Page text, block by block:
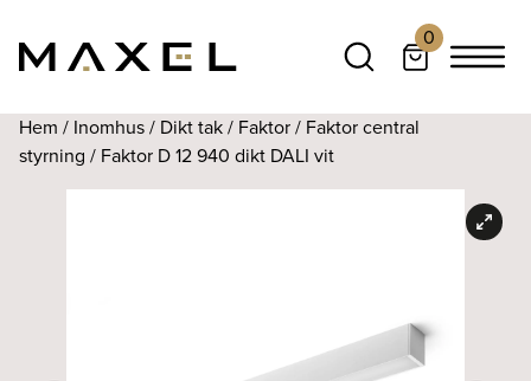
0
Hem / Inomhus/ Dikt tak/ Faktor/ Faktor central
styrning / Faktor D 12 940 dikt DALI vit